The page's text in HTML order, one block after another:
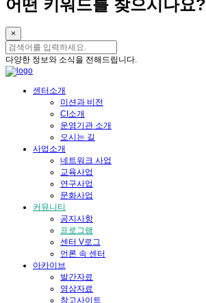
어떤 키워드를 찾으시나요?
×
다양한 정보와 소식을 전해드립니다.
센터소개
미션과 비전
CI소개
운영기관 소개
오시는 길
사업소개
네트워크 사업
교육사업
연구사업
문화사업
커뮤니티
공지사항
프로그램
센터 V로그
언론 속 센터
아카이브
발간자료
영상자료
참고사이트